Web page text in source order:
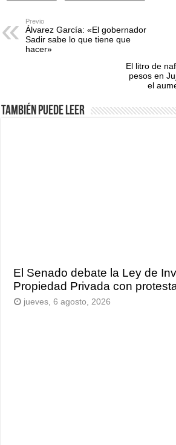
Previo
Álvarez García: «El gobernador
Sadir sabe lo que tiene que
hacer»
El litro de
pesos en
el
También puede leer
El Senado debate la Ley de
Propiedad Privada con
jueves, 6 agosto, 2026